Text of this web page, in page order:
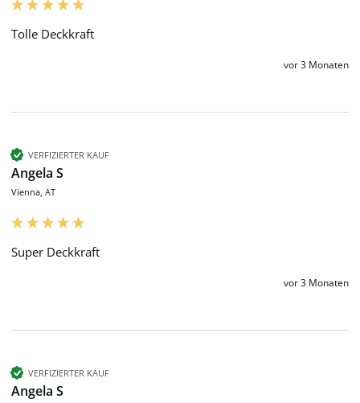
Tolle Deckkraft
vor 3 Monaten
VERFIZIERTER KAUF
Angela S
Vienna, AT
Super Deckkraft
vor 3 Monaten
VERFIZIERTER KAUF
Angela S